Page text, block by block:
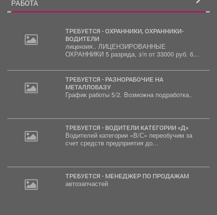
РАБОТА
ТРЕБУЕТСЯ - ОХРАННИКИ, ОХРАННИКИ-
ВОДИТЕЛИ
лицензия.. ЛИЦЕНЗИРОВАННЫЕ
ОХРАННИКИ 5 разряда, з/п от 33000 руб. 6...
ТРЕБУЕТСЯ - РАЗНОРАБОЧИЕ НА
МЕТАЛЛОБАЗУ
График работы 5/2. Возможна подработка..
ТРЕБУЕТСЯ - ВОДИТЕЛИ КАТЕГОРИИ «Д»
Водителей категории «В/С» переобучим за
счет средств предприятия до...
ТРЕБУЕТСЯ - МЕНЕДЖЕР ПО ПРОДАЖАМ
автозапчастей